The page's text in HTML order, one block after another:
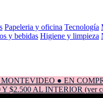
Papeleria y oficina Tecnología
y bebidas Higiene y limpieza
● EN
$2.500 AL INTERIOR (ver